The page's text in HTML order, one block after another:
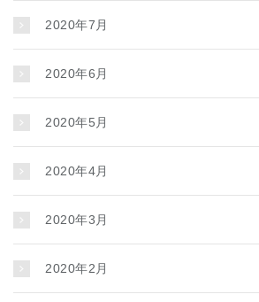
2020年7月
2020年6月
2020年5月
2020年4月
2020年3月
2020年2月